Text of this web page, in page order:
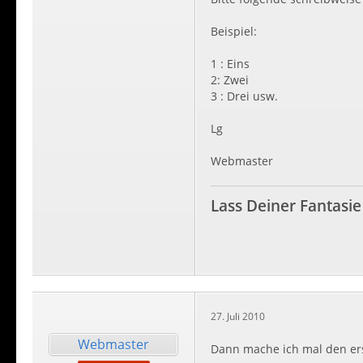
Beispiel:
1 : Eins
2: Zwei
3 : Drei usw.
Lg
Webmaster
Lass Deiner
Webmaster
27. Juli 2010
Dann mache ich mal den